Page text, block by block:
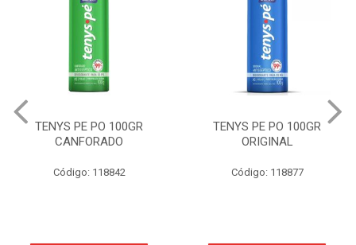
TENYS PE PO 100GR
CANFORADO
Código: 118842
TENYS PE PO 100GR
ORIGINAL
Código: 118877